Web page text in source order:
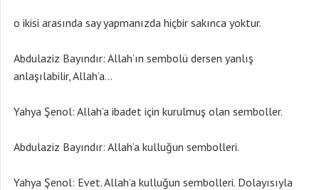
o ikisi arasında say yapmanızda hiçbir sakınca yoktur.
Abdulaziz Bayındır: Allah’ın sembolü dersen yanlış
anlaşılabilir, Allah’a…
Yahya Şenol: Allah’a ibadet için kurulmuş olan semboller.
Abdulaziz Bayındır: Allah’a kulluğun sembolleri.
Yahya Şenol: Evet. Allah’a kulluğun sembolleri. Dolayısıyla